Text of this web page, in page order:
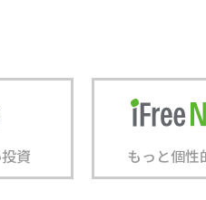
資 もっと個性